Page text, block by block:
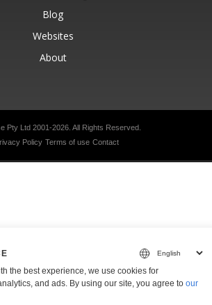
Blog
Websites
About
Pty Ltd 2001-2026. All Rights Reserved.
Policy Terms of use Contact
the best experience, we use cookies for
and ads. By using our site, you agree toour